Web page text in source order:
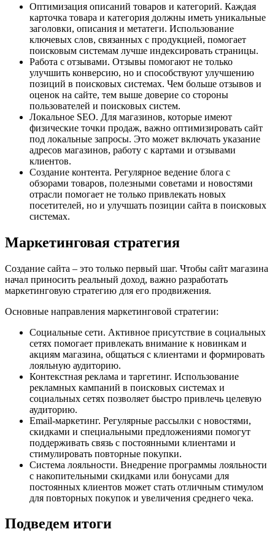
Оптимизация описаний товаров и категорий. Каждая
карточка товара и категория должны иметь уникальные
заголовки, описания и метатеги. Использование
ключевых слов, связанных с продукцией, помогает
поисковым системам лучше индексировать страницы.
Работа с отзывами. Отзывы помогают не только
улучшить конверсию, но и способствуют улучшению
позиций в поисковых системах. Чем больше отзывов и
оценок на сайте, тем выше доверие со стороны
пользователей и поисковых систем.
Локальное SEO. Для магазинов, которые имеют
физические точки продаж, важно оптимизировать сайт
под локальные запросы. Это может включать указание
адресов магазинов, работу с картами и отзывами
клиентов.
Создание контента. Регулярное ведение блога с
обзорами товаров, полезными советами и новостями
отрасли помогает не только привлекать новых
посетителей, но и улучшать позиции сайта в поисковых
системах.
Маркетинговая стратегия
Создание сайта – это только первый шаг. Чтобы сайт магазина
начал приносить реальный доход, важно разработать
маркетинговую стратегию для его продвижения.
Основные направления маркетинговой стратегии:
Социальные сети. Активное присутствие в социальных
сетях помогает привлекать внимание к новинкам и
акциям магазина, общаться с клиентами и формировать
лояльную аудиторию.
Контекстная реклама и таргетинг. Использование
рекламных кампаний в поисковых системах и
социальных сетях позволяет быстро привлечь целевую
аудиторию.
Email-маркетинг. Регулярные рассылки с новостями,
скидками и специальными предложениями помогут
поддерживать связь с постоянными клиентами и
стимулировать повторные покупки.
Система лояльности. Внедрение программы лояльности
с накопительными скидками или бонусами для
постоянных клиентов может стать отличным стимулом
для повторных покупок и увеличения среднего чека.
Подведем итоги